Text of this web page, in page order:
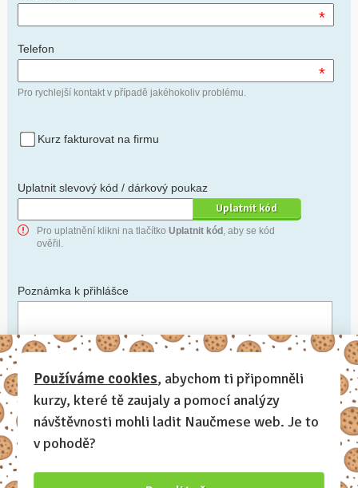
*
Telefon
*
Pro rychlejší kontakt v případě jakéhokoliv problému.
Kurz fakturovat na firmu
Uplatnit slevový kód / dárkový poukaz
Pro uplatnění klikni na tlačítko Uplatnit kód , aby se kód
ověřil.
Poznámka k přihlášce
Chceš-li se na cokoli zeptat, nebo ke své přihlášce poznamenat.
Anonymní profil – odesláním přihlášky se automaticky
vytvoří tvůj profil na Naučmese. Zatrhni tuto volbu a profil
bude skrytý.
Chci dostávat Naučmese newsletter
Používáme cookies, abychom ti připomněli
kurzy, které tě zaujaly a pomocí analýzy
návštěvnosti mohli ladit Naučmese web. Je to
v pohodě?